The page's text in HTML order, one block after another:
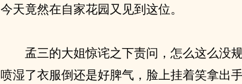
今天竟然在自家花园又见到这位。
孟三的大姐惊诧之下责问，怎么这么没
喷湿了衣服倒还是好脾气，脸上挂着笑拿出